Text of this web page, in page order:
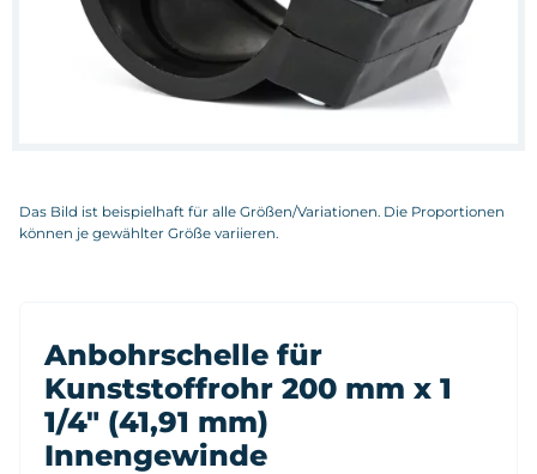
Das Bild ist beispielhaft für alle Größen/Variationen. Die Proportionen
können je gewählter Größe variieren.
Anbohrschelle für
Kunststoffrohr 200 mm x 1
1/4" (41,91 mm)
Innengewinde